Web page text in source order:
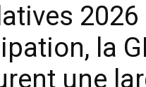
2026
la
une